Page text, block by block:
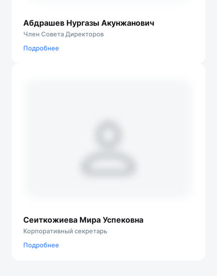
Абдрашев Нургазы Акунжанович
Член Совета Директоров
Подробнеe
Сеиткожиева Мира Успековна
Корпоративный секретарь
Подробнеe